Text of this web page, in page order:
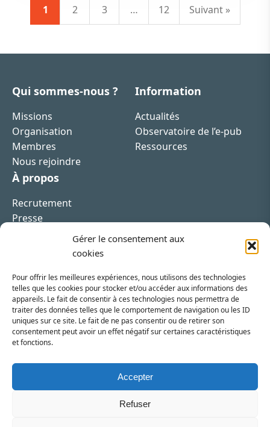
Gérer le consentement aux
cookies
Pour offrir les meilleures expériences, nous utilisons des technologies
telles que les cookies pour stocker et/ou accéder aux informations des
appareils. Le fait de consentir à ces technologies nous permettra de
traiter des données telles que le comportement de navigation ou les ID
uniques sur ce site. Le fait de ne pas consentir ou de retirer son
consentement peut avoir un effet négatif sur certaines caractéristiques
et fonctions.
Accepter
Refuser
1 2 3 … 12 Suivant »
Qui sommes-nous ?
Missions
Organisation
Membres
Nous rejoindre
Information
Actualités
Observatoire de l’e-pub
Ressources
À propos
Recrutement
Presse
Inscrivez-vous à la newsletter
Vous recevrez régulièrement les dernières actualités
du SRI.